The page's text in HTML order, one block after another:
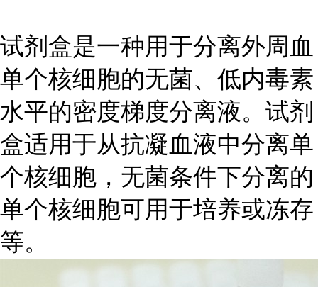
试剂盒是一种用于分离外周血
单个核细胞的无菌、低内毒素
水平的密度梯度分离液。试剂
盒适用于从抗凝血液中分离单
个核细胞，无菌条件下分离的
单个核细胞可用于培养或冻存
等。